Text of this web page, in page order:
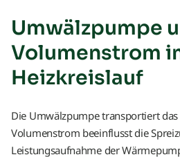
Umwälzpumpe
Volumenstrom
Heizkreislauf
Die Umwälzpumpe transportiert
Volumenstrom beeinflusst die
Leistungsaufnahme der